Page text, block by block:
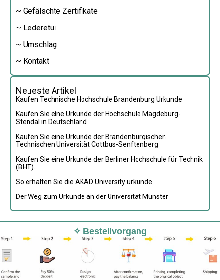
~ Gefälschte Zertifikate
~ Lederetui
~ Umschlag
~ Kontakt
Neueste Artikel
Kaufen Technische Hochschule Brandenburg Urkunde
Kaufen Sie eine Urkunde der Hochschule Magdeburg-
Stendal in Deutschland
Kaufen Sie eine Urkunde der Brandenburgischen
Technischen Universität Cottbus-Senftenberg
Kaufen Sie eine Urkunde der Berliner Hochschule für Technik
(BHT).
So erhalten Sie die AKAD University urkunde
Der Weg zum Urkunde an der Universität Münster
✧ Bestellvorgang